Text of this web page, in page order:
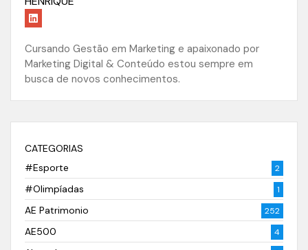
Cursando Gestão em Marketing e apaixonado por
Marketing Digital & Conteúdo estou sempre em
busca de novos conhecimentos.
CATEGORIAS
#Esporte
2
#Olimpíadas 1
AE Patrimonio 252
AE500 4